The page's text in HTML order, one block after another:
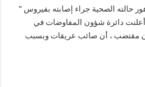
حالته الصحية جراء إصابته بفيروس ”
دائرة شؤون المفاوضات في
مقتضب ، أن صائب عريقات وبسبب